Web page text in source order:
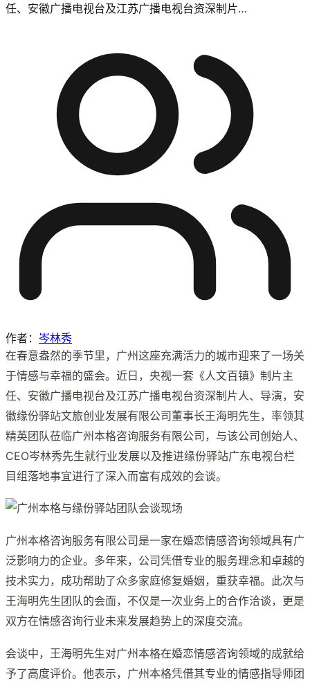
任、安徽广播电视台及江苏广播电视台资深制片…
作者： 岑林秀
在春意盎然的季节里，广州这座充满活力的城市迎来了一场关
于情感与幸福的盛会。近日，央视一套《人文百镇》制片主
任、安徽广播电视台及江苏广播电视台资深制片人、导演，安
徽缘份驿站文旅创业发展有限公司董事长王海明先生，率领其
精英团队莅临广州本格咨询服务有限公司，与该公司创始人、
CEO岑林秀先生就行业发展以及推进缘份驿站广东电视台栏
目组落地事宜进行了深入而富有成效的会谈。
广州本格咨询服务有限公司是一家在婚恋情感咨询领域具有广
泛影响力的企业。多年来，公司凭借专业的服务理念和卓越的
技术实力，成功帮助了众多家庭修复婚姻，重获幸福。此次与
王海明先生团队的会面，不仅是一次业务上的合作洽谈，更是
双方在情感咨询行业未来发展趋势上的深度交流。
会谈中，王海明先生对广州本格在婚恋情感咨询领域的成就给
予了高度评价。他表示，广州本格凭借其专业的情感指导师团